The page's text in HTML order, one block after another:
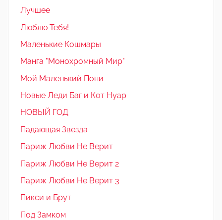
Лучшее
Люблю Тебя!
Маленькие Кошмары
Манга "Монохромный Мир"
Мой Маленький Пони
Новые Леди Баг и Кот Нуар
НОВЫЙ ГОД
Падающая Звезда
Париж Любви Не Верит
Париж Любви Не Верит 2
Париж Любви Не Верит 3
Пикси и Брут
Под Замком